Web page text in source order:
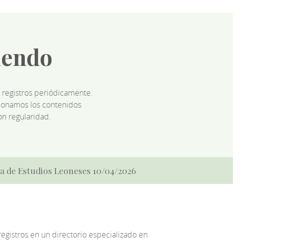
periódicamente.
los contenidos
regularidad.
Estudios Leoneses 10/04/2026
en un directorio especializado en